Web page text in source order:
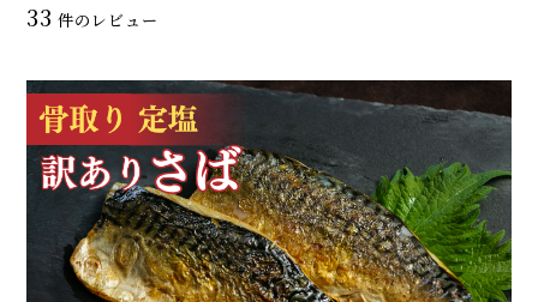
33 件のレビュー